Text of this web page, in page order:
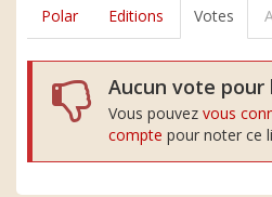
Polar Editions Votes
Aucun vote pour
Vous pouvez vous
compte pour noter ce